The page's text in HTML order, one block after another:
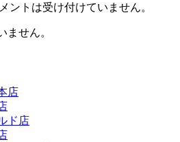
ントは受け付けていません。
ません。
店
ド店